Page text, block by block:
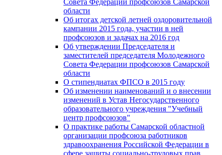
области
Об итогах детской летней оздоровительной
кампании 2015 года, участии в ней
профсоюзов и задачах на 2016 год
Об утверждении Председателя и
заместителей председателя Молодежного
Совета Федерации профсоюзов Самарской
области
О стипендиатах ФПСО в 2015 году
Об изменении наименований и о внесении
изменений в Устав Негосударственного
образовательного учреждения "Учебный
центр профсоюзов"
О практике работы Самарской областной
организации профсоюза работников
здравоохранения Российской Федерации в
сфере защиты социально-трудовых прав